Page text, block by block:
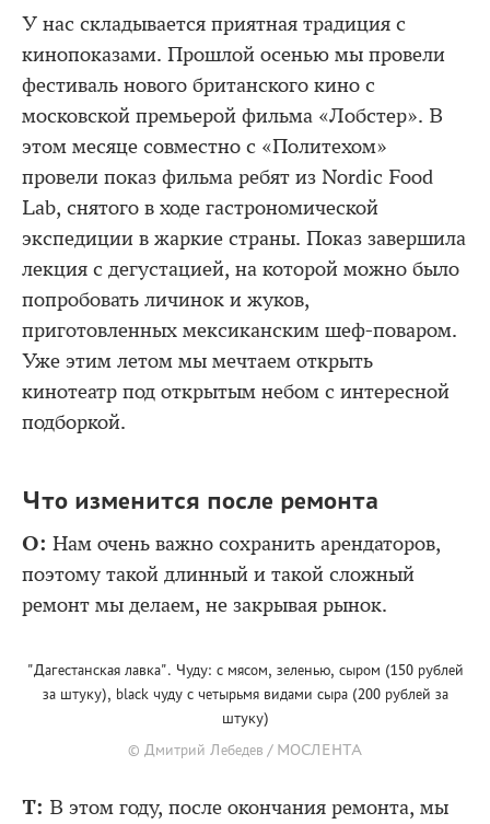
У нас складывается приятная традиция с
кинопоказами. Прошлой осенью мы провели
фестиваль нового британского кино с
московской премьерой фильма «Лобстер». В
этом месяце совместно с «Политехом»
провели показ фильма ребят из Nordic Food
Lab, снятого в ходе гастрономической
экспедиции в жаркие страны. Показ завершила
лекция с дегустацией, на которой можно было
попробовать личинок и жуков,
приготовленных мексиканским шеф-поваром.
Уже этим летом мы мечтаем открыть
кинотеатр под открытым небом с интересной
подборкой.
Что изменится после ремонта
О: Нам очень важно сохранить арендаторов,
поэтому такой длинный и такой сложный
ремонт мы делаем, не закрывая рынок.
"Дагестанская лавка". Чуду: с мясом, зеленью, сыром (150 рублей
за штуку), black чуду с четырьмя видами сыра (200 рублей за
штуку)
© Дмитрий Лебедев / МОСЛЕНТА
Т: В этом году, после окончания ремонта, мы